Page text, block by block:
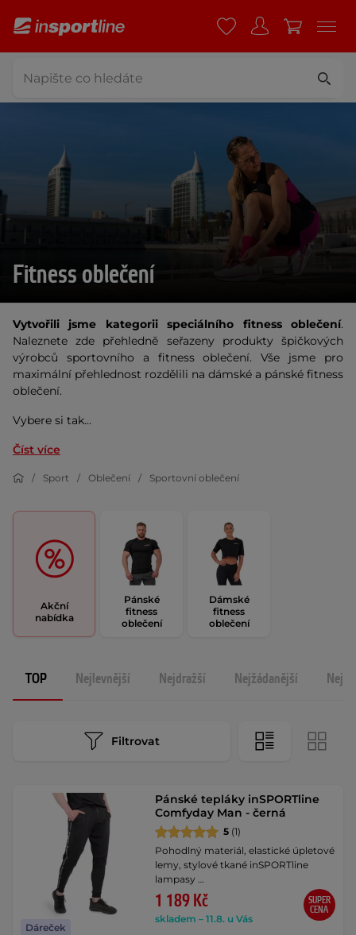
Fitness oblečení
Vytvořili jsme kategorii speciálního fitness oblečení.
Naleznete zde přehledně seřazeny produkty špičkových
výrobců sportovního a fitness oblečení. Vše jsme pro
maximální přehlednost rozdělili na dámské a pánské fitness
oblečení.
Vybere si tak...
Číst více
Sport Oblečení Sportovní oblečení
Akční
nabídka
Pánské
fitness
oblečení
Dámské
fitness
oblečení
TOP Nejlevnější Nejdražší Nejžádanější
Filtrovat
Dáreček
Pánské tepláky inSPORTline
Comfyday Man - černá
5 (1)
Pohodlný materiál, elastické úpletové
lemy, stylové tkané inSPORTline
lampasy …
1 189 Kč
skladem – 11.8. u Vás
SUPER
CENA